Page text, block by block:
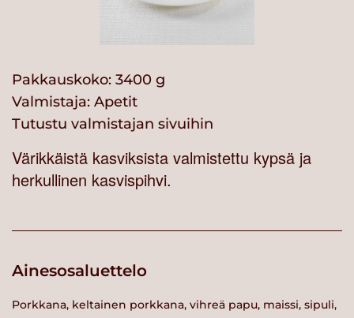
Pakkauskoko: 3400 g
Valmistaja: Apetit
Tutustu valmistajan sivuihin
Värikkäistä kasviksista valmistettu kypsä ja
herkullinen kasvispihvi.
Ainesosaluettelo
Porkkana, keltainen porkkana, vihreä papu, maissi, sipuli,